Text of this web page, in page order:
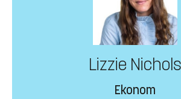
Lizzie Nichols
Ekonom